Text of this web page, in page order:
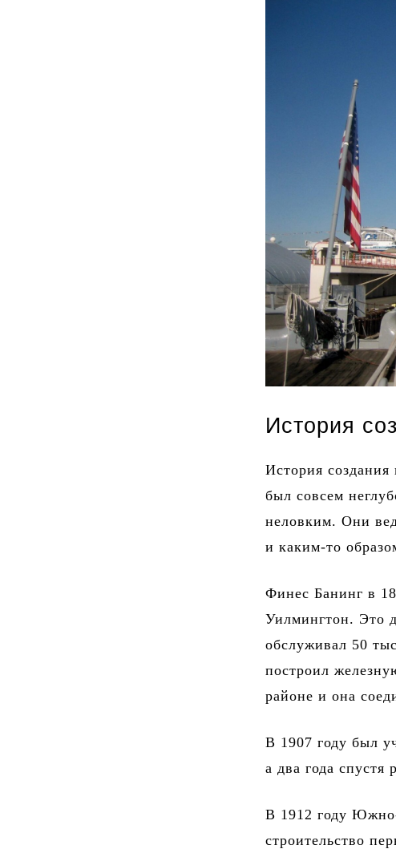
История
История создания
был совсем
неловким. Они
и каким-то
Финес Банинг в
Уилмингтон. Это
обслуживал 50
построил
районе и она
В 1907 году был
а два года спустя
В 1912 году Южно-
строительство